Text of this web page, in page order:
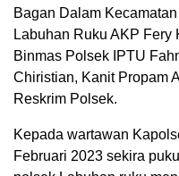
Bagan Dalam
Labuhan Ruku AKP
Binmas Polsek IPTU
Chiristian, Kanit Propam
Reskrim Polsek.
Kepada wartawan
Februari 2023 sekira